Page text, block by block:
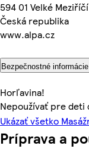
594 01 Velké Meziříčí
Česká republika
www.alpa.cz
Bezpečnostné informácie
Horľavina!
Nepoužívať pre deti
Ukázať všetko
Príprava a